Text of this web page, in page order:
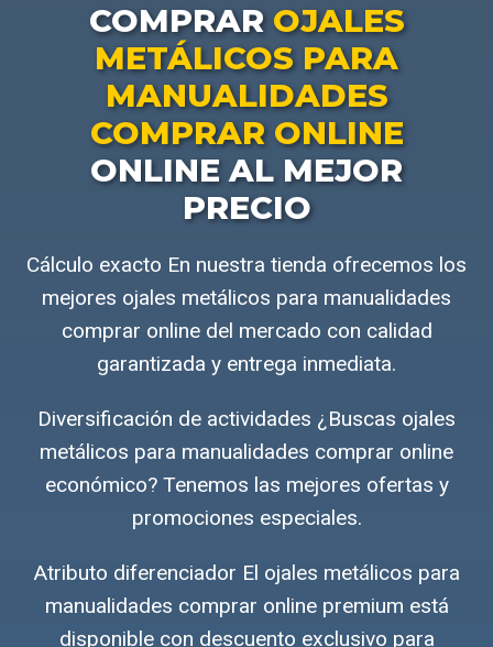
COMPRAR OJALES
METÁLICOS PARA
MANUALIDADES
COMPRAR ONLINE
ONLINE AL MEJOR
PRECIO
Cálculo exacto En nuestra tienda ofrecemos los
mejores ojales metálicos para manualidades
comprar online del mercado con calidad
garantizada y entrega inmediata.
Diversificación de actividades ¿Buscas ojales
metálicos para manualidades comprar online
económico? Tenemos las mejores ofertas y
promociones especiales.
Atributo diferenciador El ojales metálicos para
manualidades comprar online premium está
disponible con descuento exclusivo para